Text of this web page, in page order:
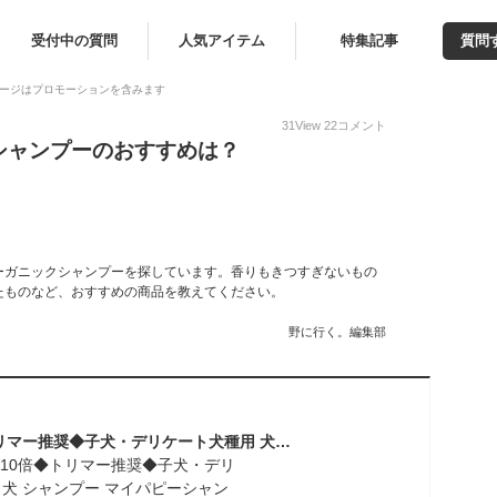
受付中の質問 人気アイテム 特集記事 質問
ジはプロモーションを含みます
31View 22コメント
ンプーのおすすめは？
ニックシャンプーを探しています。香りもきつすぎないもの
のなど、おすすめの商品を教えてください。
野に行く。編集部
◆ポイント10倍◆トリマー推奨◆子犬・デリケート犬種用 犬 シャンプー マイパピーシャンプー（バイオガンス）カモミールの花の香り いい匂い 泡 泡立て 無添加 オーガニック 毛並み 毛づや うるおい しっとり しなやか つや ツヤ 艶 天然 低刺激 無添加 弱酸性 敏感肌